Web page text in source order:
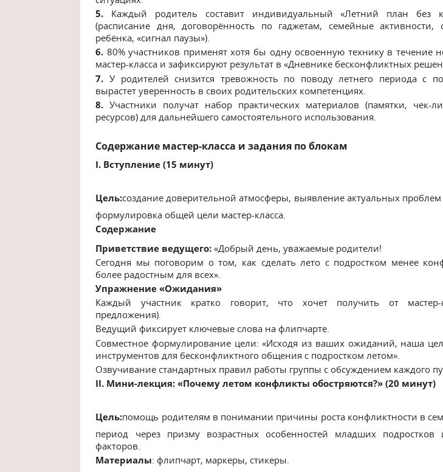
5. Каждый родитель составит индивидуальный «Летний план без
(расписание дня, договорённость по гаджетам, семейные активности,
ребёнка, «сигнал паузы»).
6. 80% участников применят хотя бы одну освоенную технику в течение
мастер-класса и зафиксируют результат в «Дневнике бесконфликтных
7. У родителей снизится тревожность по поводу летнего периода с
вырастет уверенность в своих родительских компетенциях.
8. Участники получат набор практических материалов (памятки, чек-
ресурсов) для дальнейшего самостоятельного использования.
Содержание мастер-класса и задания по блокам
I. Вступление (15 минут)
Цель:создание доверительной атмосферы, выявление актуальных проблем
формулировка общей цели мастер-класса.
Содержание
Приветствие ведущего:«Добрый день, уважаемые родители!
Сегодня мы поговорим о том, как сделать лето с подростком менее
более радостным для всех».
Упражнение «Ожидания»
Каждый участник кратко говорит, что хочет получить от мастер-
предложения).
Ведущий фиксирует ключевые слова на флипчарте.
Совместное формулирование цели: «Исходя из ваших ожиданий, наша
инструментов для бесконфликтного общения с подростком летом».
Озвучивание стандартных правил работы группы с обсуждением каждого
II. Мини-лекция: «Почему летом конфликты обостряются?» (20 минут)
Цель:помощь родителям в понимании причины роста конфликтности в
период через призму возрастных особенностей младших подростков
факторов.
Материалы: флипчарт, маркеры, стикеры.